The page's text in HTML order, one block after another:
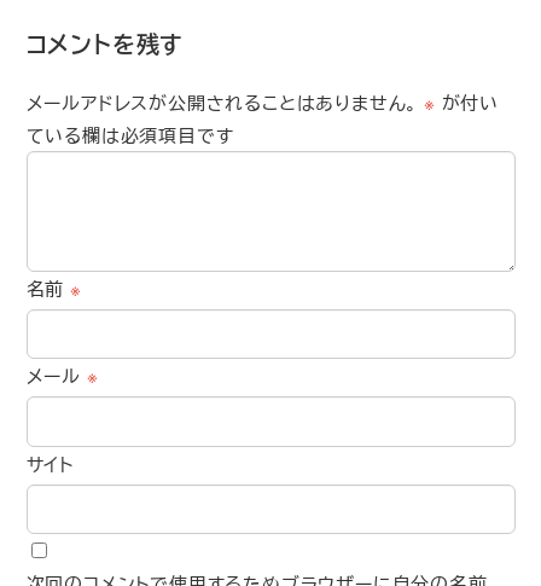
コメントを残す
メールアドレスが公開されることはありません。 ※ が付い
ている欄は必須項目です
名前 ※
メール ※
サイト